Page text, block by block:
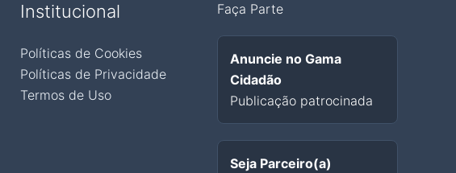
Institucional
Políticas de Cookies
Políticas de Privacidade
Termos de Uso
Faça Parte
Anuncie no Gama
Cidadão
Publicação patrocinada
Seja Parceiro(a)